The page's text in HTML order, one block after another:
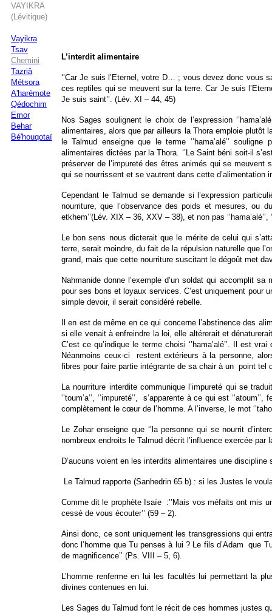
VAYIKRA
( Lévitique)
Vayikra
Tsav
Chemini
Tazriâ
Métsora
A'harémote
Qédochim
Emor
Behar
Bé'houqotaï
L’interdit alimentaire
‘’Car Je suis l’Eternel, votre D… ; vous devez donc
ces reptiles qui se meuvent sur la terre. Car Je suis
Je suis saint’’. (Lév. XI – 44, 45)
Nos Sages soulignent le choix de l’expression
alimentaires, alors que par ailleurs la Thora emploie plutôt la
le Talmud enseigne que le terme ‘’hama’alé’’
alimentaires dictées par la Thora. ‘’Le Saint béni soit-il
préserver de l’impureté des êtres animés qui se
qui se nourrissent et se vautrent dans cette d’alimentation
Cependant le Talmud se demande si l’expression
nourriture, que l’observance des poids et mesures, ou
etkhem’’(Lév. XIX – 36, XXV – 38), et non pas ‘’hama’alé’’,
Le bon sens nous dicterait que le mérite de celui qui
terre, serait moindre, du fait de la répulsion naturelle que
grand, mais que cette nourriture suscitant le dégoût met
Nahmanide donne l’exemple d’un soldat qui accomplit
pour ses bons et loyaux services. C’est uniquement pour
simple devoir, il serait considéré rebelle.
Il en est de même en ce qui concerne l’abstinence des
si elle venait à enfreindre la loi, elle altérerait et
C’est ce qu’indique le terme choisi ‘’hama’alé’’. Il est
Néanmoins ceux-ci restent extérieurs à la personne,
fibres pour faire partie intégrante de sa chair à un point tel
La nourriture interdite communique l’impureté qui se
‘’toum’a’’, ‘’impureté’’, s’apparente à ce qui est
complètement le cœur de l’homme. A l’inverse, le mot
Le Zohar enseigne que ‘’la personne qui se nourrit
nombreux endroits le Talmud décrit l’influence exercée
D’aucuns voient en les interdits alimentaires une discipline
Le Talmud rapporte (Sanhedrin 65 b) : si les Justes le
Comme dit le prophète Isaïe :’’Mais vos méfaits ont mis
cessé de vous écouter’’ (59 – 2).
Ainsi donc, ce sont uniquement les transgressions qui
donc l’homme que Tu penses à lui ? Le fils d’Adam que
de magnificence’’ (Ps. VIII – 5, 6).
L’homme renferme en lui les facultés lui permettant la
divines contenues en lui.
Les Sages du Talmud font le récit de ces hommes